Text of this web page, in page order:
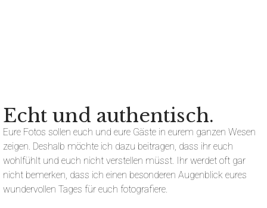
Echt und authentisch.
Eure Fotos sollen euch und eure Gäste in eurem ganzen Wesen
zeigen. Deshalb möchte ich dazu beitragen, dass ihr euch
wohlfühlt und euch nicht verstellen müsst. Ihr werdet oft gar
nicht bemerken, dass ich einen besonderen Augenblick eures
wundervollen Tages für euch fotografiere.